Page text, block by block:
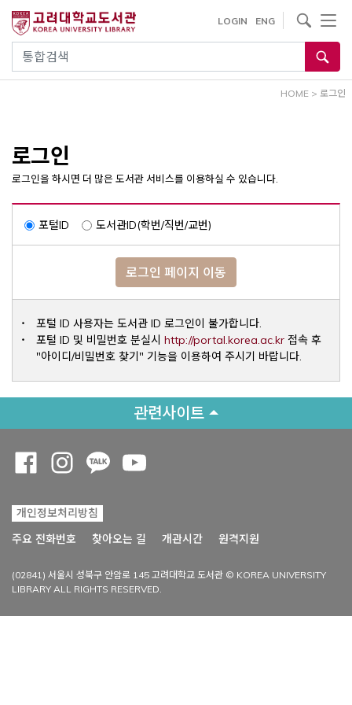
건
통합검색
LOGIN ENG
사이트내 검색
HOME > 로그인
로그인
로그인을 하시면 더 많은 도서관 서비스를 이용하실 수 있습니다.
포털ID 도서관ID(학번/직번/교번)
로그인 페이지 이동
포털 ID 사용자는 도서관 ID 로그인이 불가합니다.
포털 ID 및 비밀번호 분실시 http://portal.korea.ac.krOpens a
접속 후
"아이디/비밀번호 찾기" 기능을 이용하여 주시기 바랍니다.
관련사이트
개인정보처리방침
주요 전화번호
찾아오는 길 개관시간 원격지원
(02841) 서울시 성북구 안암로 145 고려대학교 도서관 © KOREA UNIVERSITY
LIBRARY ALL RIGHTS RESERVED.
Opens a new window
Opens a new window
Opens a new window